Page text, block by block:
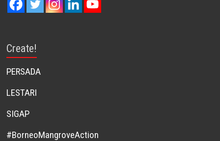
Create!
PERSADA
LESTARI
SIGAP
#BorneoMangroveAction